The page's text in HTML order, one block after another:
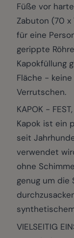
Füße vor
Zabuton (70
für eine
gerippte
Kapokfüllung
Fläche -
Verrutschen.
KAPOK -
Kapok ist ein
seit
verwendet
ohne
genug um die
VIELSEITIG